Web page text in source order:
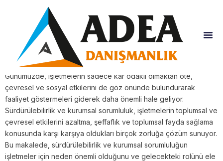
Kurumsal Sorumluluk:
İşletmelerin
Gelecekteki Rolü
Günümüzde, işletmelerin sadece kâr odaklı olmaktan öte,
çevresel ve sosyal etkilerini de göz önünde bulundurarak
faaliyet göstermeleri giderek daha önemli hale geliyor.
Sürdürülebilirlik ve kurumsal sorumluluk, işletmelerin toplumsal ve
çevresel etkilerini azaltma, şeffaflık ve toplumsal fayda sağlama
konusunda karşı karşıya oldukları birçok zorluğa çözüm sunuyor.
Bu makalede, sürdürülebilirlik ve kurumsal sorumluluğun
işletmeler için neden önemli olduğunu ve gelecekteki rolünü ele